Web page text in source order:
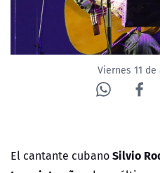
CORPORATIVO Y
CANAL DE DENUNCIAS
ÁREA DE PROYECTOS
Viernes 11
El cantante cubanoSilvio